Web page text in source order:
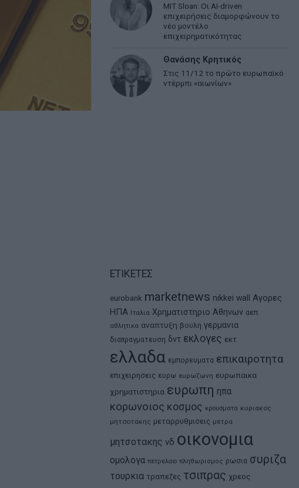
MIT Sloan: Οι AI-driven
επιχειρήσεις διαμορφώνουν το
νέο μοντέλο
επιχειρηματικότητας
Θανάσης Κρητικός
Στις 11/12 το πρώτο ευρωπαϊκό
ντέρμπι «αιωνίων»
ΕΤΙΚΕΤΕΣ
eurobank marketnews nikkei wall
Αγορες
ΗΠΑ Ιταλια Χρηματιστηριο Αθηνων αεπ
αθλητικα αναπτυξη βουλη γερμανια
διαπραγματευση δντ εκλογες εκτ
ελλαδα εμπορευματα επικαιροτητα
επιχειρησεις ευρω ευρωζωνη ευρωπαικα
χρηματιστηρια ευρωπη ηπα
κορωνοιος κοσμος κρουσματα κυριακος
μητσοτακης μεταρρυθμισεις μετρα
μητσοτακης νδ οικονομια
ομολογα πετρελαιο πληθωρισμος ρωσια συριζα
τουρκια τραπεζες τσιπρας χρεος